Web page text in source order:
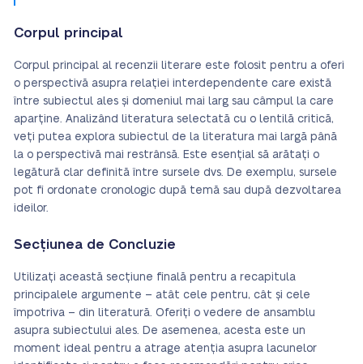
Corpul principal
Corpul principal al recenzii literare este folosit pentru a oferi
o perspectivă asupra relației interdependente care există
între subiectul ales și domeniul mai larg sau câmpul la care
aparține. Analizând literatura selectată cu o lentilă critică,
veți putea explora subiectul de la literatura mai largă până
la o perspectivă mai restrânsă. Este esențial să arătați o
legătură clar definită între sursele dvs. De exemplu, sursele
pot fi ordonate cronologic după temă sau după dezvoltarea
ideilor.
Secțiunea de Concluzie
Utilizați această secțiune finală pentru a recapitula
principalele argumente – atât cele pentru, cât și cele
împotriva – din literatură. Oferiți o vedere de ansamblu
asupra subiectului ales. De asemenea, acesta este un
moment ideal pentru a atrage atenția asupra lacunelor